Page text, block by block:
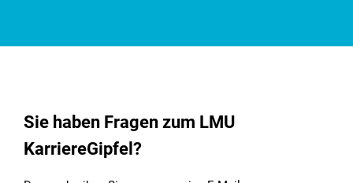
Sie haben Fragen zum LMU
KarriereGipfel?